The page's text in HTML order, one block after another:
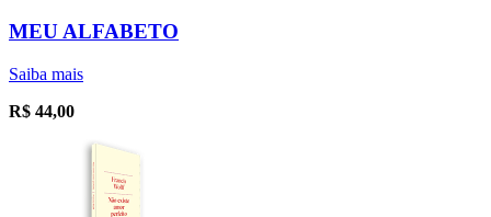
MEU ALFABETO
Saiba mais
R$ 44,00